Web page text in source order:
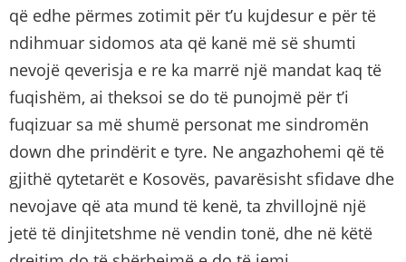
që edhe përmes zotimit për t’u kujdesur e për të
ndihmuar sidomos ata që kanë më së shumti
nevojë qeverisja e re ka marrë një mandat kaq të
fuqishëm, ai theksoi se do të punojmë për t’i
fuqizuar sa më shumë personat me sindromën
down dhe prindërit e tyre. Ne angazhohemi që të
gjithë qytetarët e Kosovës, pavarësisht sfidave dhe
nevojave që ata mund të kenë, ta zhvillojnë një
jetë të dinjitetshme në vendin tonë, dhe në këtë